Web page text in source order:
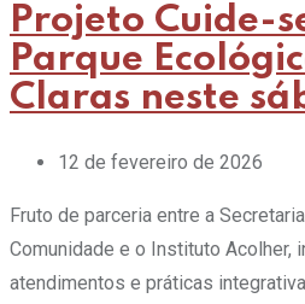
Projeto Cuide-
Parque
Claras neste
12 de fevereiro de 2026
Fruto de parceria entre a
Comunidade e o Instituto Acolher,
atendimentos e práticas